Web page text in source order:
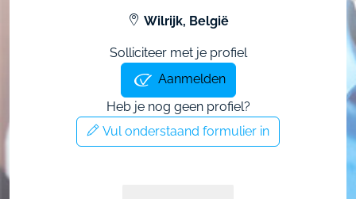
Wilrijk, België
Solliciteer met je profiel
Aanmelden
Heb je nog geen profiel?
Vul onderstaand formulier in